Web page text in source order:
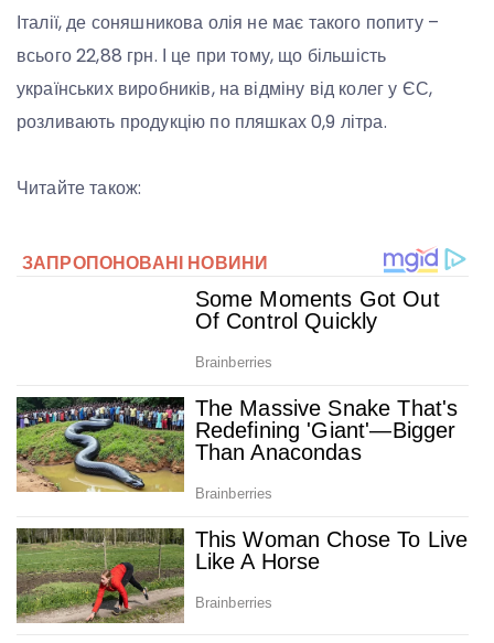
Італії, де соняшникова олія не має такого попиту –
всього 22,88 грн. І це при тому, що більшість
українських виробників, на відміну від колег у ЄС,
розливають продукцію по пляшках 0,9 літра.
Читайте також: